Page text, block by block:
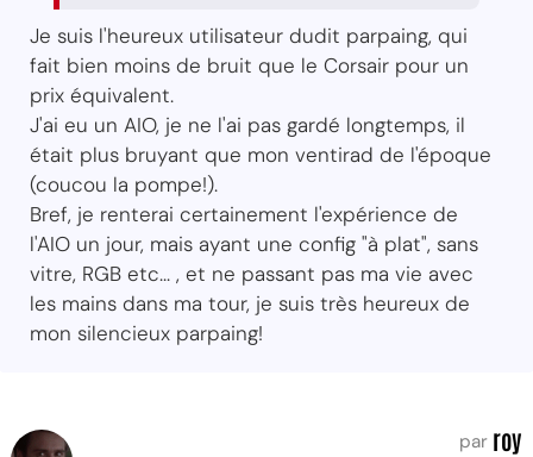
Je suis l'heureux utilisateur dudit parpaing, qui
fait bien moins de bruit que le Corsair pour un
prix équivalent.
J'ai eu un AIO, je ne l'ai pas gardé longtemps, il
était plus bruyant que mon ventirad de l'époque
(coucou la pompe!).
Bref, je renterai certainement l'expérience de
l'AIO un jour, mais ayant une config "à plat", sans
vitre, RGB etc... , et ne passant pas ma vie avec
les mains dans ma tour, je suis très heureux de
mon silencieux parpaing!
par roy